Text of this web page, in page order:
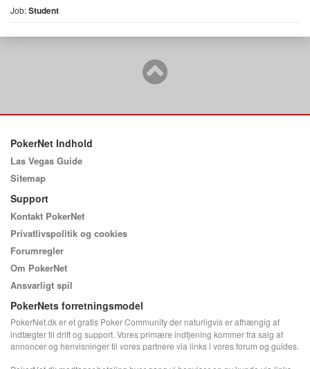
Job:Student
PokerNet Indhold
Las Vegas Guide
Sitemap
Support
Kontakt PokerNet
Privatlivspolitik og cookies
Forumregler
Om PokerNet
Ansvarligt spil
PokerNets forretningsmodel
PokerNet.dk er et gratis Poker Community der naturligvis er afhængig af
indtægter til drift og support. Vores primære indtjening kommer fra salg af
annoncer og henvisninger til vores partnere via links i vores forum og guides.